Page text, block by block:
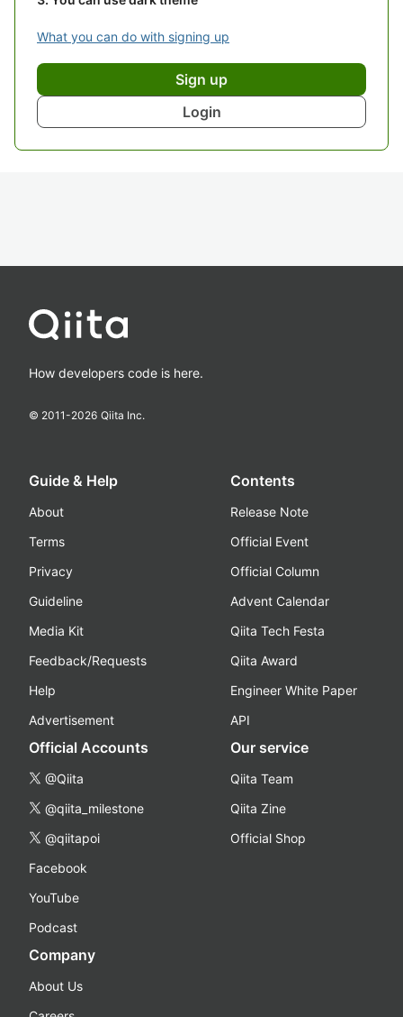
What you can do with signing up
Sign up
Login
How developers code is here.
© 2011-2026 Qiita Inc.
Guide & Help
About
Terms
Privacy
Guideline
Media Kit
Feedback/Requests
Help
Advertisement
Contents
Release Note
Official Event
Official Column
Advent Calendar
Qiita Tech Festa
Qiita Award
Engineer White Paper
API
Official Accounts
@Qiita
@qiita_milestone
@qiitapoi
Facebook
YouTube
Podcast
Our service
Qiita Team
Qiita Zine
Official Shop
Company
About Us